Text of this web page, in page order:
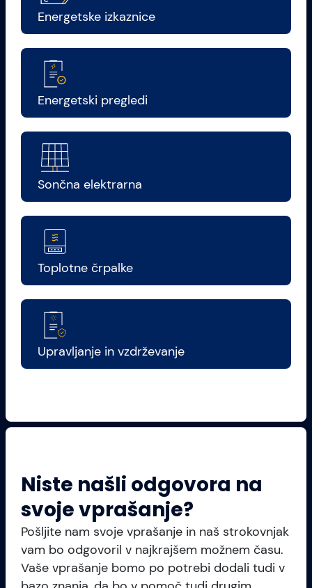
Energetske izkaznice
Energetski pregledi
Sončna elektrarna
Toplotne črpalke
Upravljanje in vzdrževanje
Niste našli odgovora na
svoje vprašanje?
Pošljite nam svoje vprašanje in naš strokovnjak
vam bo odgovoril v najkrajšem možnem času.
Vaše vprašanje bomo po potrebi dodali tudi v